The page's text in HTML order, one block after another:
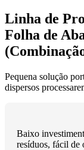
Linha de
Folha de
Pequena solução
dispersos
Baixo
resíduos, fácil de